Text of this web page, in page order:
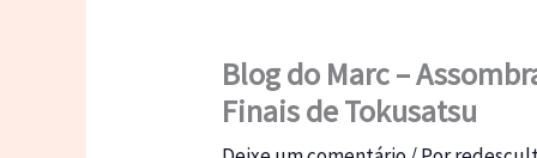
Blog do Marc –
Finais de Tokusatsu